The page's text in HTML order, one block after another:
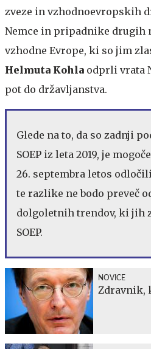
zveze in vzhodnoevropskih
Nemce in pripadnike drugih
vzhodne Evrope, ki so jim
Helmuta Kohla odprli vrata
pot do državljanstva.
Glede na to, da so zadnji
SOEP iz leta 2019, je
26. septembra letos
te razlike ne bodo preveč
dolgoletnih trendov, ki jih
SOEP.
NOVICE
Zdravnik,